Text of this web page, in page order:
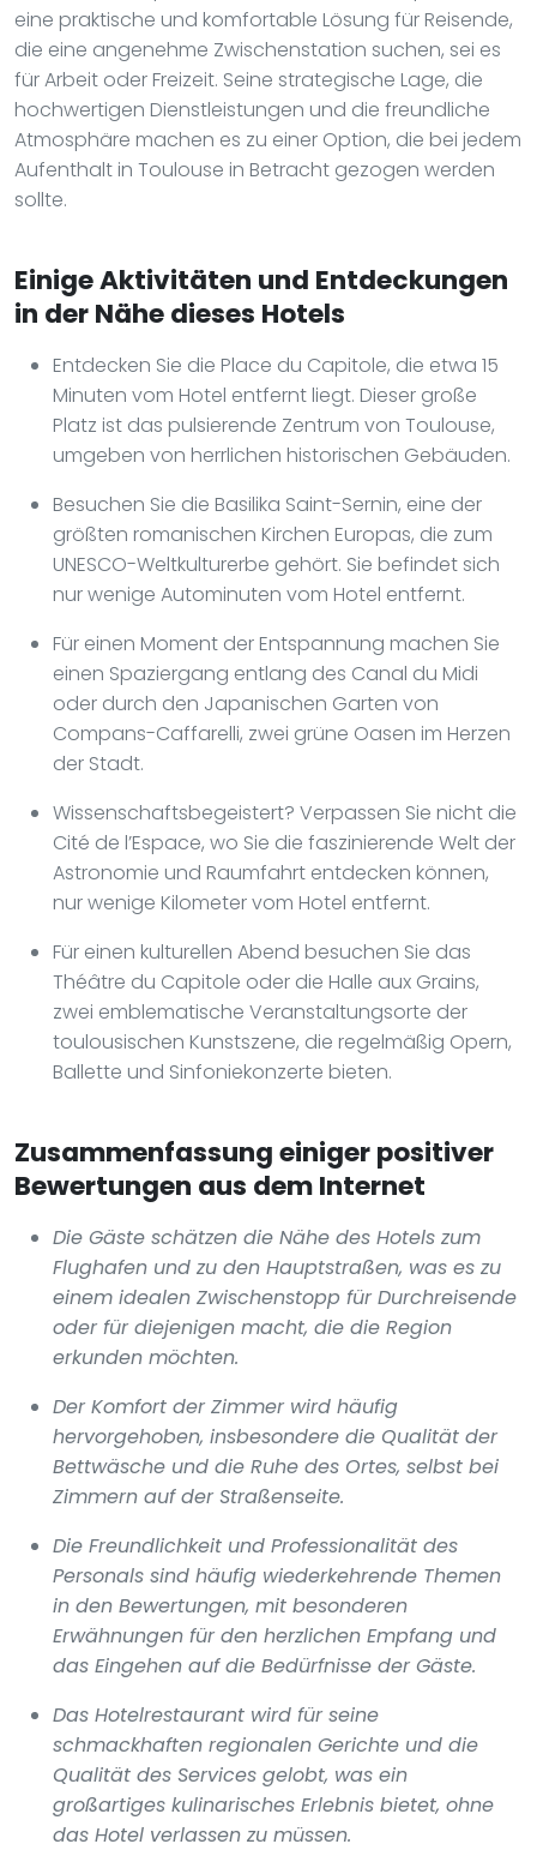
eine praktische und komfortable Lösung für Reisende,
die eine angenehme Zwischenstation suchen, sei es
für Arbeit oder Freizeit. Seine strategische Lage, die
hochwertigen Dienstleistungen und die freundliche
Atmosphäre machen es zu einer Option, die bei jedem
Aufenthalt in Toulouse in Betracht gezogen werden
sollte.
Einige Aktivitäten und Entdeckungen
in der Nähe dieses Hotels
Entdecken Sie die Place du Capitole, die etwa 15
Minuten vom Hotel entfernt liegt. Dieser große
Platz ist das pulsierende Zentrum von Toulouse,
umgeben von herrlichen historischen Gebäuden.
Besuchen Sie die Basilika Saint-Sernin, eine der
größten romanischen Kirchen Europas, die zum
UNESCO-Weltkulturerbe gehört. Sie befindet sich
nur wenige Autominuten vom Hotel entfernt.
Für einen Moment der Entspannung machen Sie
einen Spaziergang entlang des Canal du Midi
oder durch den Japanischen Garten von
Compans-Caffarelli, zwei grüne Oasen im Herzen
der Stadt.
Wissenschaftsbegeistert? Verpassen Sie nicht die
Cité de l’Espace, wo Sie die faszinierende Welt der
Astronomie und Raumfahrt entdecken können,
nur wenige Kilometer vom Hotel entfernt.
Für einen kulturellen Abend besuchen Sie das
Théâtre du Capitole oder die Halle aux Grains,
zwei emblematische Veranstaltungsorte der
toulousischen Kunstszene, die regelmäßig Opern,
Ballette und Sinfoniekonzerte bieten.
Zusammenfassung einiger positiver
Bewertungen aus dem Internet
Die Gäste schätzen die Nähe des Hotels zum
Flughafen und zu den Hauptstraßen, was es zu
einem idealen Zwischenstopp für Durchreisende
oder für diejenigen macht, die die Region
erkunden möchten.
Der Komfort der Zimmer wird häufig
hervorgehoben, insbesondere die Qualität der
Bettwäsche und die Ruhe des Ortes, selbst bei
Zimmern auf der Straßenseite.
Die Freundlichkeit und Professionalität des
Personals sind häufig wiederkehrende Themen
in den Bewertungen, mit besonderen
Erwähnungen für den herzlichen Empfang und
das Eingehen auf die Bedürfnisse der Gäste.
Das Hotelrestaurant wird für seine
schmackhaften regionalen Gerichte und die
Qualität des Services gelobt, was ein
großartiges kulinarisches Erlebnis bietet, ohne
das Hotel verlassen zu müssen.